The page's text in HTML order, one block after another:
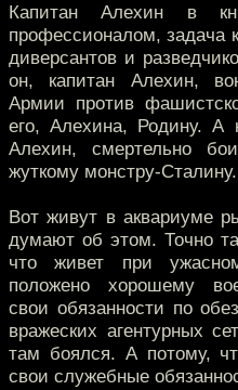
Капитан Алехин в
профессионалом, задача
диверсантов и
он, капитан Алехин,
Армии против
его, Алехина, Родину. А
Алехин, смертельно
жуткому монстру-Сталину.
Вот живут в аквариуме
думают об этом. Точно
что живет при
положено хорошему
свои обязанности по
вражеских агентурных
там боялся. А потому,
свои служебные